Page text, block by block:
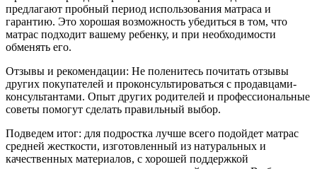
предлагают пробный период использования матраса и
гарантию. Это хорошая возможность убедиться в том, что
матрас подходит вашему ребенку, и при необходимости
обменять его.
Отзывы и рекомендации: Не поленитесь почитать отзывы
других покупателей и проконсультироваться с продавцами-
консультантами. Опыт других родителей и профессиональные
советы помогут сделать правильный выбор.
Подведем итог: для подростка лучше всего подойдет матрас
средней жесткости, изготовленный из натуральных и
качественных материалов, с хорошей поддержкой